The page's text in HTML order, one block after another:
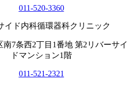
011-520-3360
イド内科循環器科クリニック
南7条西2丁目1番地 第2リバーサイ
ドマンション1階
011-521-2321